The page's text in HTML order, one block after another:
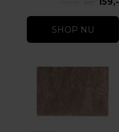
SHOP NU